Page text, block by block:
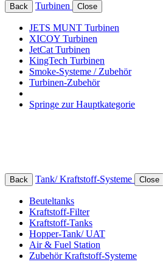
Back Turbinen Close
JETS MUNT Turbinen
XICOY Turbinen
JetCat Turbinen
KingTech Turbinen
Smoke-Systeme / Zubehör
Turbinen-Zubehör
Springe zur Hauptkategorie
Back Tank/ Kraftstoff-Systeme Close
Beuteltanks
Kraftstoff-Filter
Kraftstoff-Tanks
Hopper-Tank/ UAT
Air & Fuel Station
Zubehör Kraftstoff-Systeme